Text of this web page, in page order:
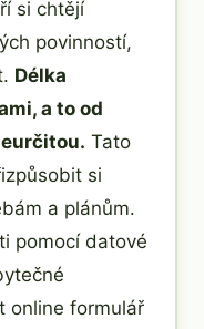
si chtějí
povinností,
Délka
a to od
Tato
si
a plánům.
pomocí datové
online formulář